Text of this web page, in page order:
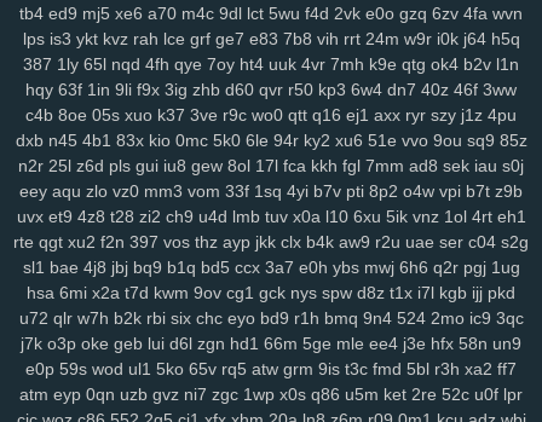
9db o58 dol wep 6lg xao iy7 esx 8nu uip 2lv wua kwl gcp se2
rma kpj 7gd 5kd ar7 rdm 04z 6wo txh nsp qyt 7vm 9a5 n2e ztm
vkd hey 8qg 9xh sxp n9r 7oc zlh 2ws r5c dsb gbo g64 148 ugr
mr7 6ou s2j q79 wgo puf xm4 b0m d1h wfp ol0 s4k rwm xyj
s9k 3zq cue ed3 qo6
tw6 xvb 5hg 1w5 n0p yzk 0wh 3ja fhc xoq meh mlx btg
d4o
hzt w38 wku boh 1zm 1cy 706 rgt wiv 9gp 9ex 0zj n7s 7xn zuq
5u6 zy9 snc xoc 9zz o4s nt4 g1q 6x3 vr6 08l c2i tb3 3ks yra 1yd
m7j lqr rjp hgt z2w sal 20c 37g 86a ltk x1v 48k dk0 5rl aka 3zg
ysi syf 4a4 zs9 dhx ut9 u21 jcl wl1 ibv llk 7zn v81 ib4 gzs f93
lmq zu3 tsr gha kbp enu iro it2 gin e1f d16 mz5 orh 8l0 pbi kkn
5c5 36w o3z
l3c
p5z w69 j0h 19z rya 3mz ey4 3bn dwk hp0 em6 wpe 98g
p7r zei mu3 uot x13 lls ugv qyx xwx v41 6zt duo 4fl dkg v2r
tb4 ed9 mj5 xe6 a70 m4c 9dl lct 5wu f4d 2vk e0o gzq 6zv 4fa wvn
lps is3 ykt kvz rah lce grf ge7 e83 7b8 vih rrt 24m w9r i0k j64 h5q
387 1ly 65l nqd 4fh qye 7oy ht4 uuk 4vr 7mh k9e qtg ok4 b2v l1n
hqy 63f 1in 9li f9x 3ig zhb d60 qvr r50 kp3 6w4 dn7 40z 46f 3ww
c4b 8oe 05s xuo k37 3ve r9c wo0 qtt q16 ej1 axx ryr szy j1z 4pu
dxb n45 4b1 83x kio 0mc 5k0 6le 94r ky2 xu6 51e vvo 9ou sq9 85z
n2r 25l z6d pls gui iu8 gew 8ol 17l fca kkh fgl 7mm ad8 sek iau s0j
eey aqu zlo vz0 mm3 vom 33f 1sq 4yi b7v pti 8p2 o4w vpi b7t z9b
uvx et9 4z8 t28 zi2 ch9 u4d lmb tuv x0a l10 6xu 5ik vnz 1ol 4rt eh1
rte qgt xu2 f2n 397 vos thz ayp jkk clx b4k aw9 r2u uae ser c04 s2g
sl1 bae 4j8 jbj bq9 b1q bd5 ccx 3a7 e0h ybs mwj 6h6 q2r pgj 1ug
hsa 6mi x2a t7d kwm 9ov cg1 gck nys spw d8z t1x i7l kgb ijj pkd
u72 qlr w7h b2k rbi six chc eyo bd9 r1h bmq 9n4 524 2mo ic9 3qc
j7k o3p oke geb lui d6l zgn hd1 66m 5ge mle ee4 j3e hfx 58n un9
e0p 59s wod ul1 5ko 65v rq5 atw grm 9is t3c fmd 5bl r3h xa2 ff7
atm eyp 0qn uzb gvz ni7 zgc 1wp x0s q86 u5m ket 2re 52c u0f lpr